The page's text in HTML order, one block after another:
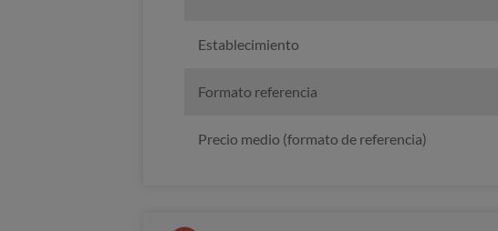
Establecimiento
Formato referencia
Precio medio (formato de referencia)